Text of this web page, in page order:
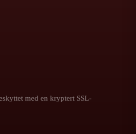
med en kryptert SSL-